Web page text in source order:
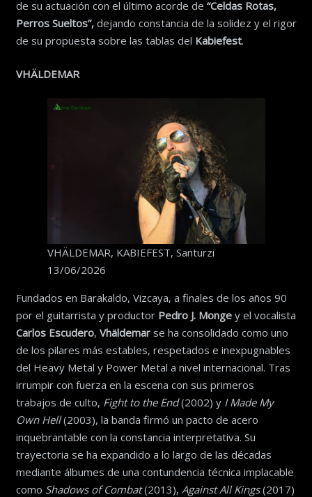
de su actuación con el último acorde de “Celdas Rotas,
Perros Sueltos”,dejando constancia de la solidez y el rigor
de su propuesta sobre las tablas del Kabiefest.
VHÄLDEMAR
VHÄLDEMAR, KABIEFEST, Santurzi
13/06/2026
Fundados en Barakaldo, Vizcaya, a finales de los años 90
por el guitarrista y productor Pedro J. Mongey el vocalista
Carlos Escudero, Vhäldemarse ha consolidado como uno
de los pilares más estables, respetados e inexpugnables
del Heavy Metal y Power Metal a nivel internacional. Tras
irrumpir con fuerza en la escena con sus primeros
trabajos de culto, Fight to the End(2002) y I Made My
Own Hell(2003), la banda firmó un pacto de acero
inquebrantable con la constancia interpretativa. Su
trayectoria se ha expandido a lo largo de las décadas
mediante álbumes de una contundencia técnica implacable
como Shadows of Combat(2013), Against All Kings(2017)